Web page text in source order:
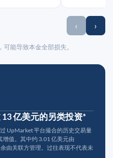
‹ ›
能导致本金全部损失。
亿美元的另类投资*
UpMarket 平台撮合的历史交易量
值。其中约 3.01 亿美元由
由关联方管理。过往表现不代表未